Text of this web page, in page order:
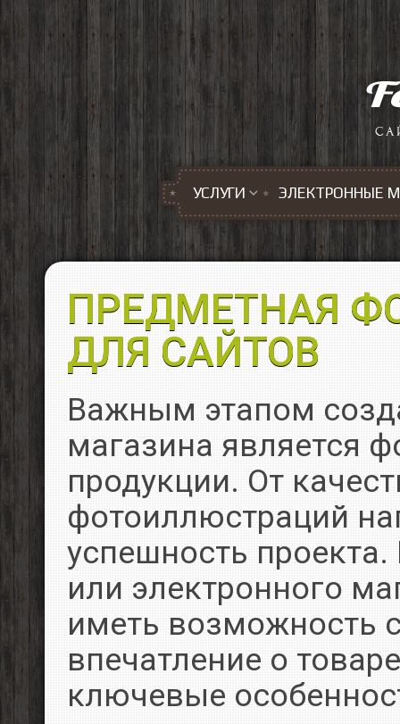
Перейти к основному содержанию
УСЛУГИ ЭЛЕКТРОННЫЕ
ПРЕДМЕТНАЯ
ДЛЯ САЙТОВ
Важным этапом
магазина является
продукции. От
фотоиллюстраций
успешность проекта.
или электронного
иметь возможность
впечатление о
ключевые